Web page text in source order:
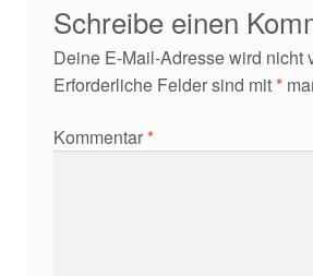
Schreibe einen
Deine E-Mail-Adresse wird nicht
Erforderliche Felder sind mit*
Kommentar*